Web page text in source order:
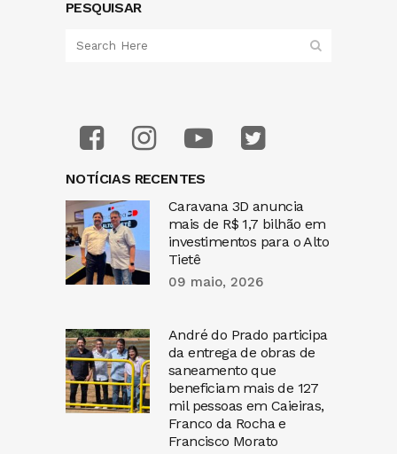
PESQUISAR
NOTÍCIAS RECENTES
Caravana 3D anuncia
mais de R$ 1,7 bilhão em
investimentos para o Alto
Tietê
09 maio, 2026
André do Prado participa
da entrega de obras de
saneamento que
beneficiam mais de 127
mil pessoas em Caieiras,
Franco da Rocha e
Francisco Morato